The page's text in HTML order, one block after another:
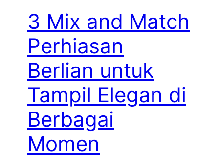
3 Mix and Match
Perhiasan
Berlian untuk
Tampil Elegan di
Berbagai
Momen